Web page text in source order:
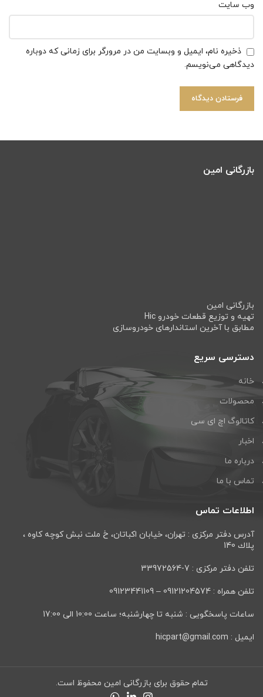
وب‌ سایت
ذخیره نام، ایمیل و وبسایت من در مرورگر برای زمانی که دوباره
دیدگاهی می‌نویسم.
بازرگانی امین
بازرگانی امین
تهیه و توزیع قطعات خودرو Hic
مطابق با آخرین استاندارهای خودروسازی
دسترسی سریع
خانه
محصولات
کاتالوگ اچ ای سی
اخبار
درباره ما
تماس با ما
اطلاعات تماس
آدرس دفتر مرکزی : تهران، خيابان اكباتان، خ ملت نبش كوچه كاوه ،
پلاك 140
تلفن دفتر مرکزی : 7-33972564
تلفن همراه : 09121204574 – 09123441109
ساعات پاسخگویی : شنبه تا چهارشنبه؛ ساعت 10:00 الی 17:00
ایمیل : hicpart@gmail.com
تمام حقوق برای بازرگانی امین محفوظ است.